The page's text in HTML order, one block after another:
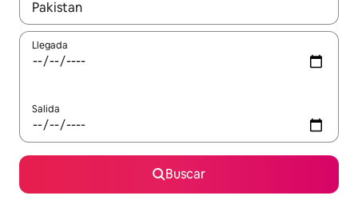
Cuando los resultados estén disponibles, podrás navegar
Llegada
Salida
Buscar